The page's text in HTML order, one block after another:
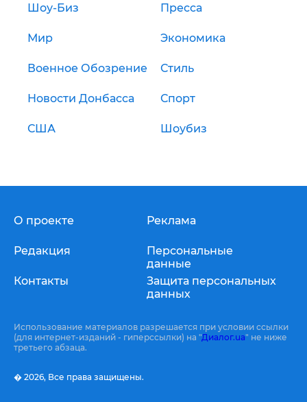
Шоу-Биз Пресса
Мир Экономика
Военное Обозрение Стиль
Новости Донбасса Спорт
США Шоубиз
О проекте
Редакция
Контакты
Реклама
Персональные
данные
Защита персональных
данных
Использование материалов разрешается при условии ссылки
(для интернет-изданий - гиперссылки) на "Диалог.ua" не ниже
третьего абзаца.
� 2026, Все права защищены.